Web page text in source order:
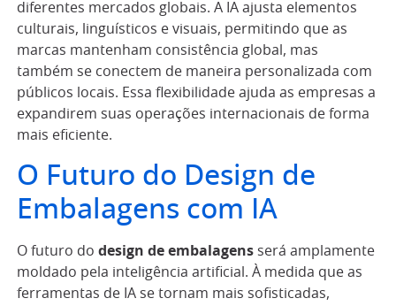
diferentes mercados globais. A IA ajusta elementos
culturais, linguísticos e visuais, permitindo que as
marcas mantenham consistência global, mas
também se conectem de maneira personalizada com
públicos locais. Essa flexibilidade ajuda as empresas a
expandirem suas operações internacionais de forma
mais eficiente.
O Futuro do Design de
Embalagens com IA
O futuro do design de embalagens será amplamente
moldado pela inteligência artificial. À medida que as
ferramentas de IA se tornam mais sofisticadas,